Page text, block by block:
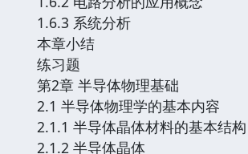
1.6.3 系统分析
本章小结
练习题
第2章 半导体物理基础
2.1 半导体物理学的基本内容
2.1.1 半导体晶体材料的基本结构
2.1.2 半导体晶体